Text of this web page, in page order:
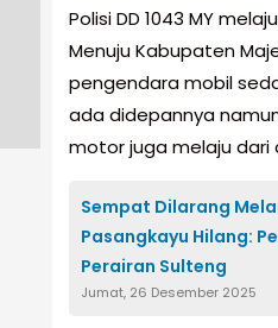
Polisi DD 1043 MY
Menuju Kabupaten
pengendara mobil
ada didepannya
motor juga melaju dari
Sempat Dilarang
Pasangkayu Hilang:
Perairan Sulteng
Jumat, 26 Desember 2025